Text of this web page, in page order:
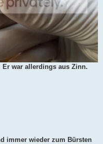
war allerdings aus Zinn.
immer wieder zum Bürsten